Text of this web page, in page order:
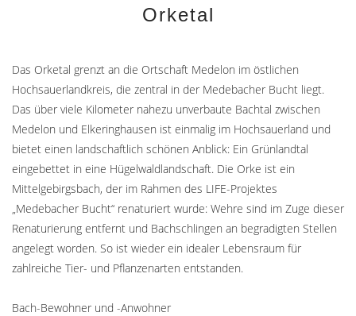
Orketal
Das Orketal grenzt an die Ortschaft Medelon im östlichen
Hochsauerlandkreis, die zentral in der Medebacher Bucht liegt.
Das über viele Kilometer nahezu unverbaute Bachtal zwischen
Medelon und Elkeringhausen ist einmalig im Hochsauerland und
bietet einen landschaftlich schönen Anblick: Ein Grünlandtal
eingebettet in eine Hügelwaldlandschaft. Die Orke ist ein
Mittelgebirgsbach, der im Rahmen des LIFE-Projektes
„Medebacher Bucht“ renaturiert wurde: Wehre sind im Zuge dieser
Renaturierung entfernt und Bachschlingen an begradigten Stellen
angelegt worden. So ist wieder ein idealer Lebensraum für
zahlreiche Tier- und Pflanzenarten entstanden.
Bach-Bewohner und -Anwohner